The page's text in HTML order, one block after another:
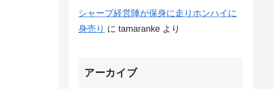
シャープ経営陣が保身に走りホンハイに
身売り に tamaranke より
アーカイブ